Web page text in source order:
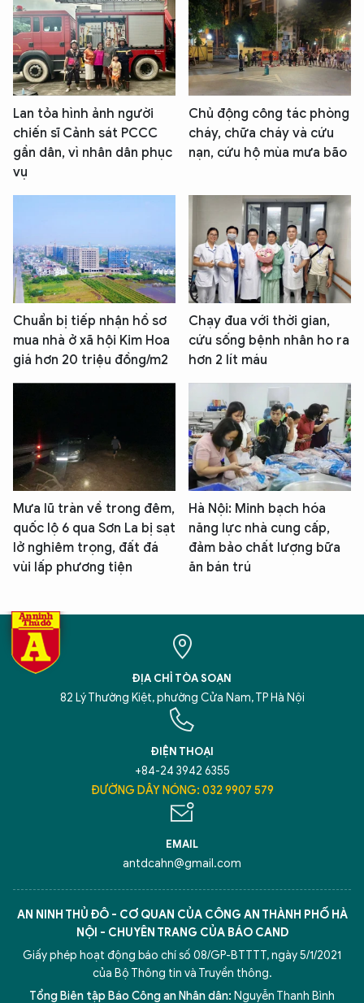
Lan tỏa hình ảnh người
chiến sĩ Cảnh sát PCCC
gần dân, vì nhân dân phục
vụ
Chủ động công tác phòng
cháy, chữa cháy và cứu
nạn, cứu hộ mùa mưa bão
Chuẩn bị tiếp nhận hồ sơ
mua nhà ở xã hội Kim Hoa
giá hơn 20 triệu đồng/m2
Chạy đua với thời gian,
cứu sống bệnh nhân ho ra
hơn 2 lít máu
Mưa lũ tràn về trong đêm,
quốc lộ 6 qua Sơn La bị sạt
lở nghiêm trọng, đất đá
vùi lấp phương tiện
Hà Nội: Minh bạch hóa
năng lực nhà cung cấp,
đảm bảo chất lượng bữa
ăn bán trú
ĐỊA CHỈ TÒA SOẠN
82 Lý Thường Kiệt, phường Cửa Nam, TP Hà Nội
ĐIỆN THOẠI
+84-24 3942 6355
ĐƯỜNG DÂY NÓNG: 032 9907 579
EMAIL
antdcahn@gmail.com
AN NINH THỦ ĐÔ - CƠ QUAN CỦA CÔNG AN THÀNH PHỐ HÀ
NỘI - CHUYÊN TRANG CỦA BÁO CAND
Giấy phép hoạt động báo chí số 08/GP-BTTTT, ngày 5/1/2021
của Bộ Thông tin và Truyền thông.
Tổng Biên tập Báo Công an Nhân dân: Nguyễn Thanh Bình